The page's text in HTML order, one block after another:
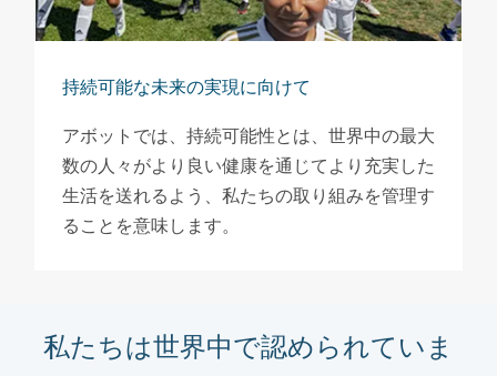
持続可能な未来の実現に向けて
アボットでは、持続可能性とは、世界中の最大
数の人々がより良い健康を通じてより充実した
生活を送れるよう、私たちの取り組みを管理す
ることを意味します。
私たちは世界中で認められていま